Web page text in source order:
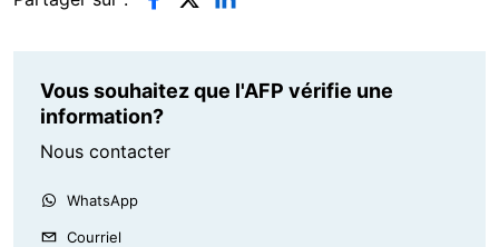
Vous souhaitez que l'AFP vérifie une
information?
Nous contacter
WhatsApp
Courriel